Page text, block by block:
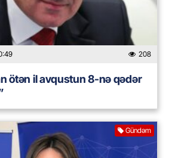
208
ötən il avqustun 8-nə qədər
Gündəm